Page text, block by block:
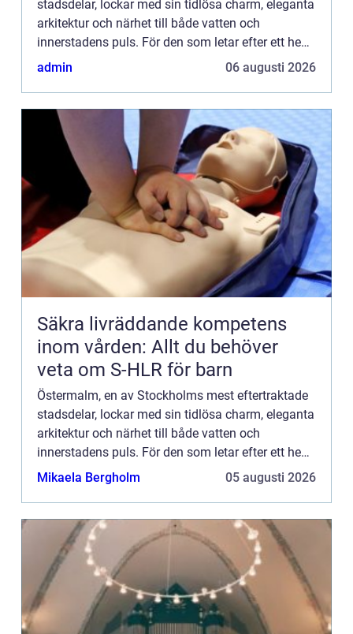
stadsdelar, lockar med sin tidlösa charm, eleganta
arkitektur och närhet till både vatten och
innerstadens puls. För den som letar efter ett hem
i detta område kan valet a...
admin 06 augusti 2026
Säkra livräddande kompetens
inom vården: Allt du behöver
veta om S-HLR för barn
Östermalm, en av Stockholms mest eftertraktade
stadsdelar, lockar med sin tidlösa charm, eleganta
arkitektur och närhet till både vatten och
innerstadens puls. För den som letar efter ett hem
i detta område kan valet a...
Mikaela Bergholm 05 augusti 2026